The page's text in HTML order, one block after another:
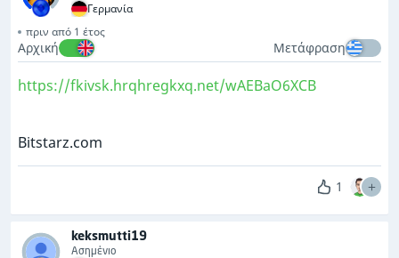
Γερμανία
πριν από 1 έτος
Αρχική Μετάφραση
https://fkivsk.hrqhregkxq.net/wAEBaO6XCB
Bitstarz.com
1
keksmutti19
Ασημένιο